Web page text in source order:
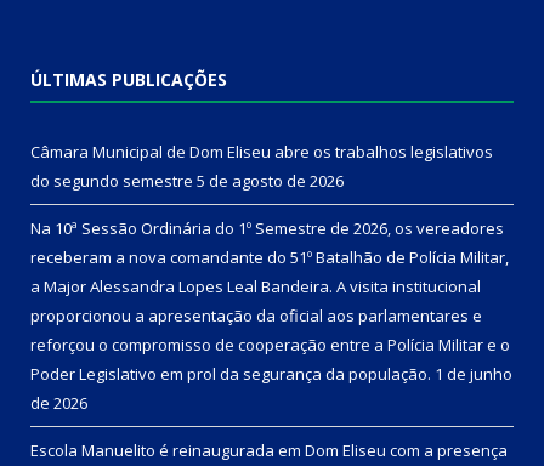
ÚLTIMAS PUBLICAÇÕES
Câmara Municipal de Dom Eliseu abre os trabalhos legislativos
do segundo semestre 5 de agosto de 2026
Na 10ª Sessão Ordinária do 1º Semestre de 2026, os vereadores
receberam a nova comandante do 51º Batalhão de Polícia Militar,
a Major Alessandra Lopes Leal Bandeira. A visita institucional
proporcionou a apresentação da oficial aos parlamentares e
reforçou o compromisso de cooperação entre a Polícia Militar e o
Poder Legislativo em prol da segurança da população. 1 de junho
de 2026
Escola Manuelito é reinaugurada em Dom Eliseu com a presença